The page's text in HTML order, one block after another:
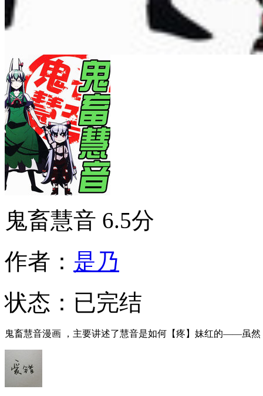
鬼畜慧音 6.5分
作者： 是乃
状态： 已完结
鬼畜慧音漫画 ，主要讲述了慧音是如何【疼】妹红的——虽然